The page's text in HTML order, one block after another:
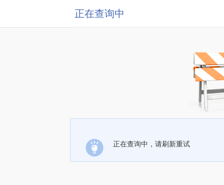
正在查询中
正在查询中，请刷新重试